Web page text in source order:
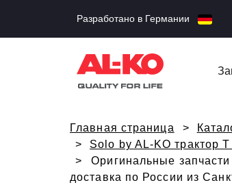
Разработано в Германии
Главная страница
Solo by AL-KO трактор
Оригинальные
доставка по России из